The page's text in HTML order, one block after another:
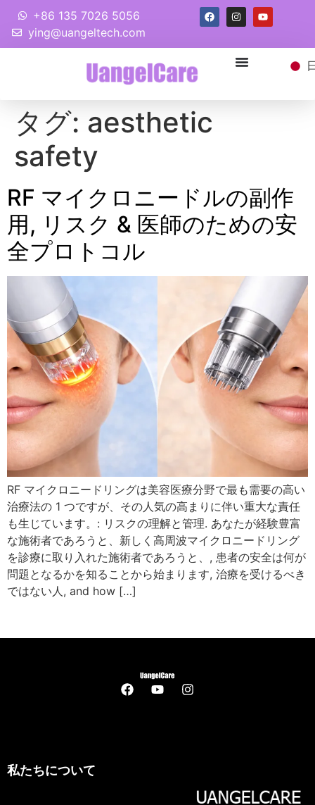
+86 135 7026 5056
ying@uangeltech.com
タグ: aesthetic
safety
RF マイクロニードルの副作
用, リスク & 医師のための安
全プロトコル
RF マイクロニードリングは美容医療分野で最も需要の高い
治療法の 1 つですが、その人気の高まりに伴い重大な責任
も生じています。: リスクの理解と管理. あなたが経験豊富
な施術者であろうと、新しく高周波マイクロニードリング
を診療に取り入れた施術者であろうと、, 患者の安全は何が
問題となるかを知ることから始まります, 治療を受けるべき
ではない人, and how […]
私たちについて